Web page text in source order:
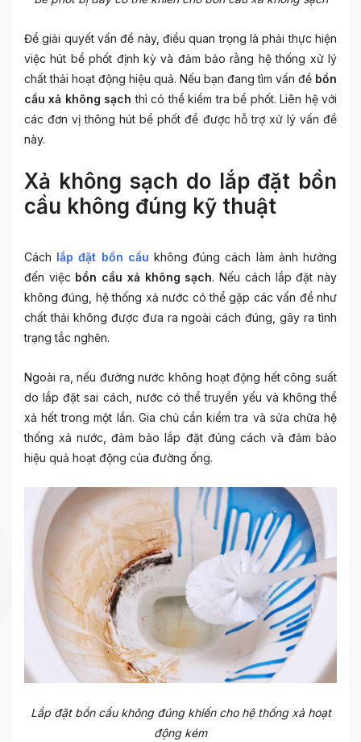
Để giải quyết vấn đề này, điều quan trọng là phải thực hiện
việc hút bể phốt định kỳ và đảm bảo rằng hệ thống xử lý
chất thải hoạt động hiệu quả. Nếu bạn đang tìm vấn đề bồn
cầu xả không sạch thì có thể kiểm tra bể phốt. Liên hệ với
các đơn vị thông hút bể phốt để được hỗ trợ xử lý vấn đề
này.
Xả không sạch do lắp đặt bồn
cầu không đúng kỹ thuật
Cách lắp đặt bồn cầu không đúng cách làm ảnh hưởng
đến việc bồn cầu xả không sạch. Nếu cách lắp đặt này
không đúng, hệ thống xả nước có thể gặp các vấn đề như
chất thải không được đưa ra ngoài cách đúng, gây ra tình
trạng tắc nghẽn.
Ngoài ra, nếu đường nước không hoạt động hết công suất
do lắp đặt sai cách, nước có thể truyền yếu và không thể
xả hết trong một lần. Gia chủ cần kiểm tra và sửa chữa hệ
thống xả nước, đảm bảo lắp đặt đúng cách và đảm bảo
hiệu quả hoạt động của đường ống.
Lắp đặt bồn cầu không đúng khiến cho hệ thống xả hoạt
động kém